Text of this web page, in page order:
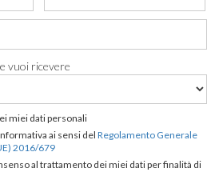
vuoi ricevere
miei dati personali
ai sensi del Regolamento Generale
2016/679
al trattamento dei miei dati per finalità di